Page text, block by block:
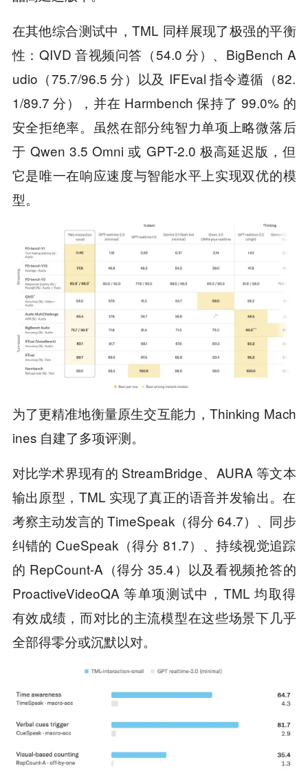
在其他综合测试中，TML 同样展现了极强的平衡
性：QIVD 音视频问答（54.0 分）、BigBench A
udio（75.7/96.5 分）以及 IFEval 指令遵循（82.
1/89.7 分），并在 Harmbench 保持了 99.0% 的
安全拒绝率。虽然在部分纯智力单项上略微落后
于 Qwen 3.5 Omni 或 GPT-2.0 极高延迟版，但
它是唯一在响应速度与智能水平上实现双优的模
型。
为了更精准地衡量原生交互能力，Thinking Mach
ines 自建了多项评测。
对比学术界现有的 StreamBridge、AURA 等文本
输出原型，TML 实现了真正的语音并发输出。在
考察主动发言的 TimeSpeak（得分 64.7）、同步
纠错的 CueSpeak（得分 81.7）、持续视觉追踪
的 RepCount-A（得分 35.4）以及看视频抢答的
ProactiveVideoQA 等单项测试中，TML 均取得
有效成绩，而对比的主流模型在这些场景下几乎
全部得零分或沉默以对。